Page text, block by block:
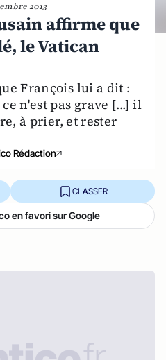
2013
affirme que
le Vatican
François lui a dit :
n'est pas grave [...] il
à prier, et rester
Rédaction
CLASSER
en favori sur Google